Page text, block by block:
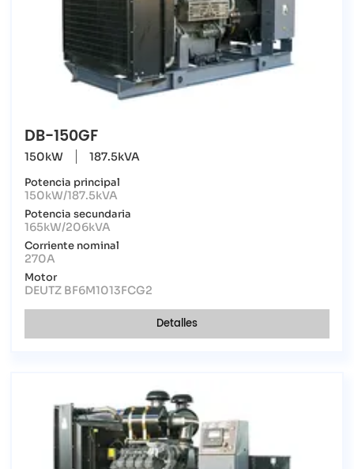
DB-150GF
150kW 187.5kVA
Potencia principal
150kW/187.5kVA
Potencia secundaria
165kW/206kVA
Corriente nominal
270A
Motor
DEUTZ BF6M1013FCG2
Detalles